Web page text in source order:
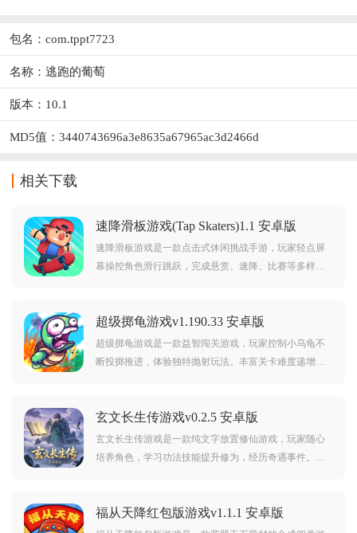
包名：com.tppt7723
名称：逃跑的葡萄
版本：10.1
MD5值：3440743696a3e8635a67965ac3d2466d
相关下载
速降滑板游戏(Tap Skaters)1.1 安卓版
速降滑板游戏是一款点击式休闲挑战手游，玩家轻点屏
幕操控角色滑行跳跃，完成悬赏、速降、比赛等多样任
一触式操作，轻松上手，尽享速降快感！
超级掷龟游戏v1.190.33 安卓版
超级掷龟游戏是一款益智闯关游戏，玩家控制小乌龟不
断投掷推进，体验独特抛射玩法。丰富关卡难度递增，
玄文长生传游戏v0.2.5 安卓版
玄文长生传游戏是一款纯文字放置修仙游戏，玩家随心
培养角色，学习功法技能提升修为，经历奇遇事件。在
福从天降红包版游戏v1.1.1 安卓版